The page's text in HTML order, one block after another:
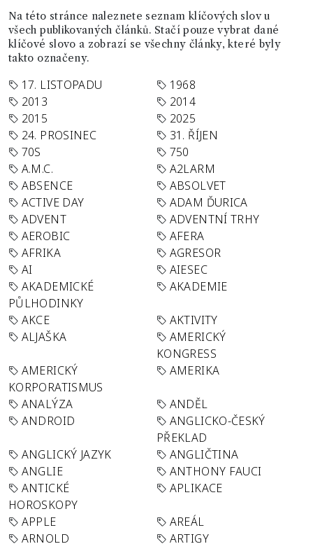
Na této stránce naleznete seznam klíčových slov u
všech publikovaných článků. Stačí pouze vybrat dané
klíčové slovo a zobrazí se všechny články, které byly
takto označeny.
17. LISTOPADU
1968
2013
2014
2015
2025
24. PROSINEC
31. ŘÍJEN
70S
750
A.M.C.
A2LARM
ABSENCE
ABSOLVET
ACTIVE DAY
ADAM ĎURICA
ADVENT
ADVENTNÍ TRHY
AEROBIC
AFERA
AFRIKA
AGRESOR
AI
AIESEC
AKADEMICKÉ
PŮLHODINKY
AKADEMIE
AKCE
AKTIVITY
ALJAŠKA
AMERICKÝ
KONGRESS
AMERICKÝ
KORPORATISMUS
AMERIKA
ANALÝZA
ANDĚL
ANDROID
ANGLICKO-ČESKÝ
PŘEKLAD
ANGLICKÝ JAZYK
ANGLIČTINA
ANGLIE
ANTHONY FAUCI
ANTICKÉ
HOROSKOPY
APLIKACE
APPLE
AREÁL
ARNOLD
ARTIGY